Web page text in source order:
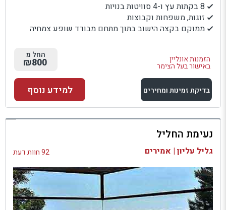
8 בקתות עץ ו-4 סוויטות בנויות
זוגות, משפחות וקבוצות
ממוקם בקצה הישוב בתוך מתחם מבודד שופע צמחיה
הזמנות אונליין
באישור בעל הצימר
החל מ
₪800
בדיקת זמינות ומחירים
למתחם זה
בדיקת זמינות ומחירים
למידע נוסף
נעימת החליל
גליל עליון | אמירים 92 חוות דעת